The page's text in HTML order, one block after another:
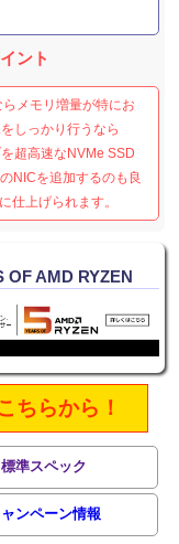
ント
メモリ増量が特にお
しっかり行うなら
超高速なNVMe SSD
NICを追加するのも良
仕上げられます。
OF AMD RYZEN
ちらから！
標準スペック
ンペーン情報